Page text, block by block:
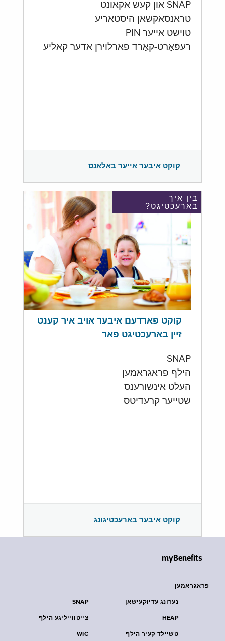
SNAP און קעש אקאונט
טראנסאקשאן היסטאריע
טוישט אייער PIN
רעפּאָרט-קאַרד פארלוירן אדער קאליע
קוקט איבער אייער באלאנס
בין איך
בארעכטיגט?
קוקט פארדעם איבער אויב איר קענט
זיין בארעכטיגט פאר
SNAP
הילף פראגראמען
העלט אינשורענס
שטייער קרעדיטס
קוקט איבער בארעכטיגונג
myBenefits
פראגראמען
SNAP נערונג עדיוקעישאן
צייטווייליגע הילף HEAP
WIC טשיילד קעיר הילף